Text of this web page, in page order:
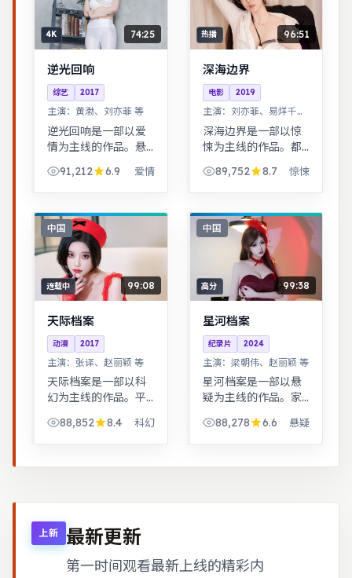
4K 74:25
逆光回响
综艺 2017
主演： 黄渤、刘亦菲 等
逆光回响是一部以爱
情为主线的作品。悬
索拼图式叙事，结局
出人意料。奇幻世界
落，适合系列化追
看。
91,212 6.9 爱情
热播 96:51
深海边界
电影 2019
主演： 刘亦菲、易烊千玺
等
深海边界是一部以惊
悚为主线的作品。都
中走近彼此，笑泪交
织的成长故事。一桩
查，真相远比表面更
加残酷。
89,752 8.7 惊悚
中国
连载中 99:08
天际档案
动漫 2017
主演： 张译、赵丽颖 等
天际档案是一部以科
幻为主线的作品。平
里做出艰难抉择，最
终与自我和解。跨时
88,852 8.4 科幻
中国
高分 99:38
星河档案
纪录片 2024
主演： 梁朝伟、赵丽颖 等
星河档案是一部以悬
疑为主线的作品。家
外后集中爆发，情感
冲击力足。青春群像
88,278 6.6 悬疑
上新 最新更新
第一时间观看最新上线的精彩内